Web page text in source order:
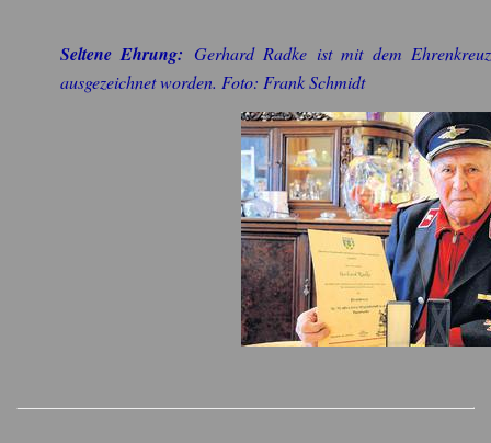
Seltene Ehrung: Gerhard Radke ist mit dem
ausgezeichnet worden. Foto: Frank Schmidt